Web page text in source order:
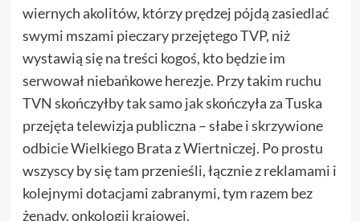
wiernych akolitów, którzy prędzej pójdą zasiedlać
swymi mszami pieczary przejętego TVP, niż
wystawią się na treści kogoś, kto będzie im
serwował niebańkowe herezje. Przy takim ruchu
TVN skończyłby tak samo jak skończyła za Tuska
przejęta telewizja publiczna – słabe i skrzywione
odbicie Wielkiego Brata z Wiertniczej. Po prostu
wszyscy by się tam przenieśli, łącznie z reklamami i
kolejnymi dotacjami zabranymi, tym razem bez
żenady, onkologii krajowej.